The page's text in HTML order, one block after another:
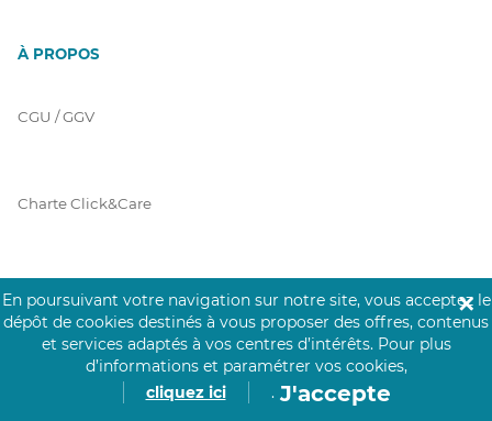
À PROPOS
CGU / GGV
Charte Click&Care
Code de Déontologie
Mentions Légales
En poursuivant votre navigation sur notre site, vous acceptez le
dépôt de cookies destinés à vous proposer des offres, contenus
et services adaptés à vos centres d’intérêts. Pour plus
d’informations et paramétrer vos cookies,
cliquez ici
. J'accepte
✕